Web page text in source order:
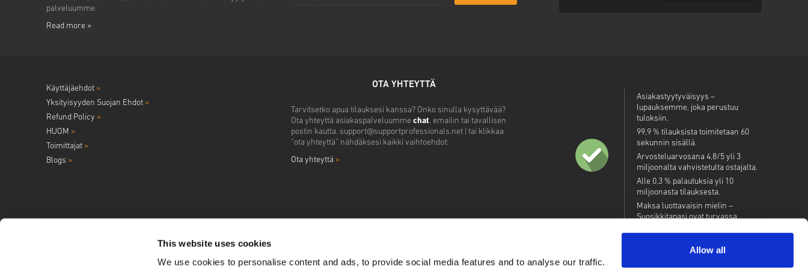
This website uses cookies
We use cookies to personalise content and ads, to provide social media features and to analyse our traffic.
Allow all
palveluumme.
Read more »
Käyttäjäehdot »
Yksityisyyden Suojan Ehdot »
Refund Policy »
HUOM »
Toimittajat »
Blogs »
OTA YHTEYTTÄ
Tarvitsetko apua tilauksesi kanssa? Onko sinulla kysyttävää?
Ota yhteyttä asiakaspalveluumme chat, emailin tai tavallisen
postin kautta. support@supportprofessionals.net| tai klikkaa
“ota yhteyttä” nähdäksesi kaikki vaihtoehdot:
Ota yhteyttä »
Asiakastyytyväisyys –
lupauksemme, joka perustuu
tuloksiin.
99,9 % tilauksista toimitetaan 60
sekunnin sisällä.
Arvosteluarvosana 4,8/5 yli 3
miljoonalta vahvistetulta ostajalta.
Alle 0,3 % palautuksia yli 10
miljoonasta tilauksesta.
Maksa luottavaisin mielin –
Suosikkitapasi ovat turvassa.